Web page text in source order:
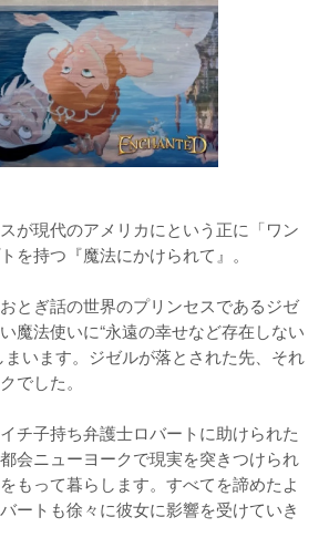
が現代のアメリカにという正に「ワン
を持つ『魔法にかけられて』。
とぎ話の世界のプリンセスであるジゼ
魔法使いに“永遠の幸せなど存在しない
まいます。ジゼルが落とされた先、それ
でした。
チ子持ち弁護士ロバートに助けられた
会ニューヨークで現実を突きつけられ
もって暮らします。すべてを諦めたよ
ートも徐々に彼女に影響を受けていき